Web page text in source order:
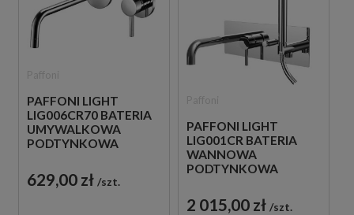
PAFFONI LIGHT
LIG006CR70 BATERIA
UMYWALKOWA
PODTYNKOWA
CHROM
629,00 zł szt.
PAFFONI LIGHT
LIG001CR BATERIA
WANNOWA
PODTYNKOWA
CHROM
2 015,00 zł szt.